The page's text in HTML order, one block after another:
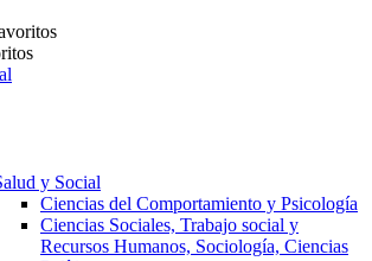
y Social
Ciencias del Comportamiento y Psicología
Ciencias Sociales, Trabajo social y
Recursos Humanos, Sociología, Ciencias